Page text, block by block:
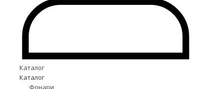
Каталог
Каталог
Фонари